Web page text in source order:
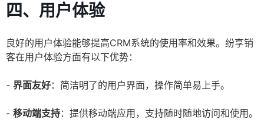
四、用户体验
良好的用户体验能够提高CRM系统的使用率和效果。纷享销
客在用户体验方面有以下优势：
- 界面友好：简洁明了的用户界面，操作简单易上手。
- 移动端支持：提供移动端应用，支持随时随地访问和使用。